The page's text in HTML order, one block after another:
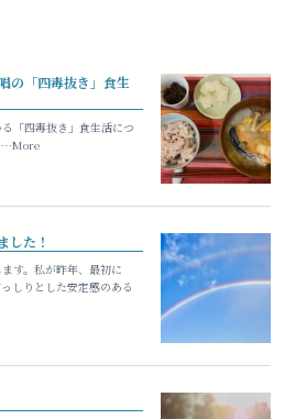
の「四毒抜き」食生
「四毒抜き」食生活につ
…More
した！
す。私が昨年、最初に
しりとした安定感のある